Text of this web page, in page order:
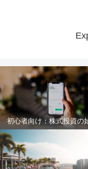
初心者向け：株式投資の